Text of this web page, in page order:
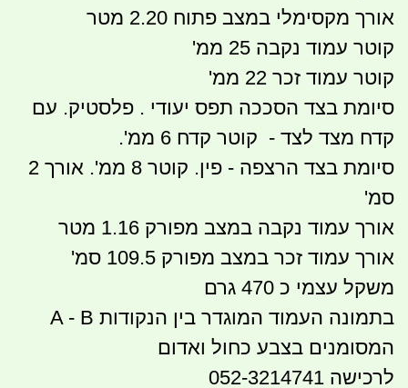
אורך מקסימלי במצב פתוח 2.20 מטר
קוטר עמוד נקבה 25 ממ'
קוטר עמוד זכר 22 ממ'
סיומת בצד הסככה תפס יעודי . פלסטיק. עם
קדח מצד לצד - קוטר קדח 6 ממ'.
סיומת בצד הרצפה - פין. קוטר 8 ממ'. אורך 2
סמ'
אורך עמוד נקבה במצב מפורק 1.16 מטר
אורך עמוד זכר במצב מפורק 109.5 סמ'
משקל עצמי כ 470 גרם
המסומנים בצבע כחול ואדום
לרכישה 052-3214741